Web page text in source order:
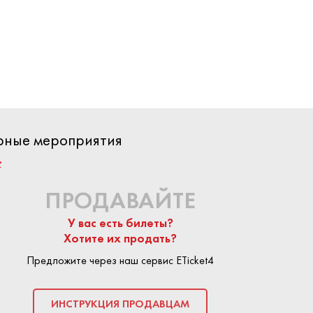
мероприятия
ПРОДАВАЙТЕ
У вас есть билеты?
Хотите их продать?
Предложите через наш сервис ETicket4
ИНСТРУКЦИЯ ПРОДАВЦАМ